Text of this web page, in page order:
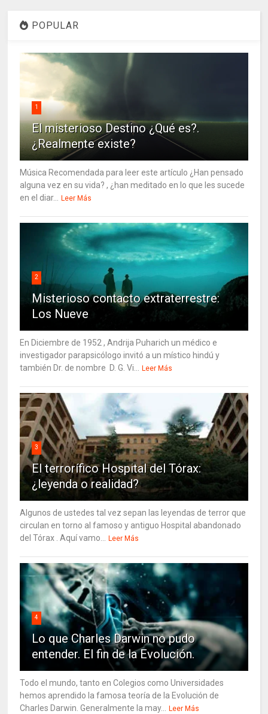
POPULAR
1
El misterioso Destino ¿Qué es?.
¿Realmente existe?
Música Recomendada para leer este artículo ¿Han pensado
alguna vez en su vida? , ¿han meditado en lo que les sucede
en el diar... Leer Más
2
Misterioso contacto extraterrestre:
Los Nueve
En Diciembre de 1952 , Andrija Puharich un médico e
investigador parapsicólogo invitó a un místico hindú y
también Dr. de nombre D. G. Vi... Leer Más
3
El terrorífico Hospital del Tórax:
¿leyenda o realidad?
Algunos de ustedes tal vez sepan las leyendas de terror que
circulan en torno al famoso y antiguo Hospital abandonado
del Tórax . Aquí vamo... Leer Más
4
Lo que Charles Darwin no pudo
entender. El fin de la Evolución.
Todo el mundo, tanto en Colegios como Universidades
hemos aprendido la famosa teoría de la Evolución de
Charles Darwin. Generalmente la may... Leer Más